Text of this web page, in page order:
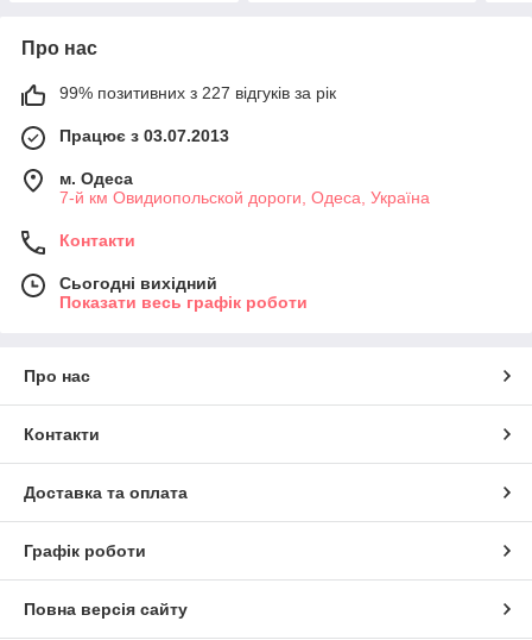
Про нас
99% позитивних з 227 відгуків за рік
Працює з 03.07.2013
м. Одеса
7-й км Овидиопольской дороги, Одеса, Україна
Контакти
Сьогодні вихідний
Показати весь графік роботи
Про нас
Контакти
Доставка та оплата
Графік роботи
Повна версія сайту